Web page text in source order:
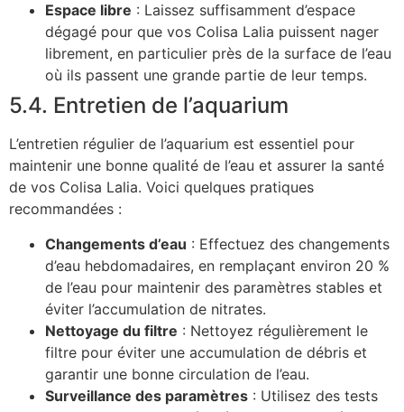
Espace libre : Laissez suffisamment d’espace
dégagé pour que vos Colisa Lalia puissent nager
librement, en particulier près de la surface de l’eau
où ils passent une grande partie de leur temps.
5.4. Entretien de l’aquarium
L’entretien régulier de l’aquarium est essentiel pour
maintenir une bonne qualité de l’eau et assurer la santé
de vos Colisa Lalia. Voici quelques pratiques
recommandées :
Changements d’eau : Effectuez des changements
d’eau hebdomadaires, en remplaçant environ 20 %
de l’eau pour maintenir des paramètres stables et
éviter l’accumulation de nitrates.
Nettoyage du filtre : Nettoyez régulièrement le
filtre pour éviter une accumulation de débris et
garantir une bonne circulation de l’eau.
Surveillance des paramètres : Utilisez des tests